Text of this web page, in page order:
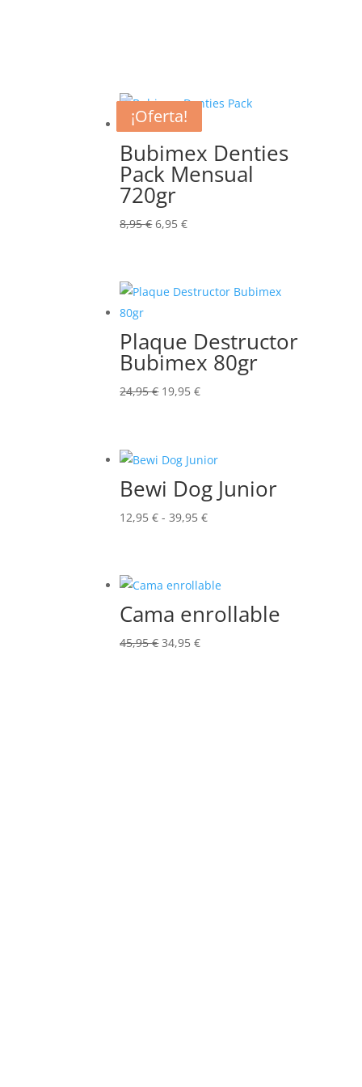
¡Oferta!
Bubimex Denties
Pack Mensual
720gr
8,95€El
era:
6,95€El
es:
¡Oferta!
Plaque Destructor
Bubimex 80gr
24,95€ El
era:
19,95€El
es:
¡Oferta!
Bewi Dog Junior
12,95€ - 39,95€Rango
desde
hasta
¡Oferta!
Cama enrollable
45,95€El
34,95€El